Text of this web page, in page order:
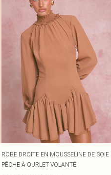
ROBE DROITE EN MOUSSELINE DE SOIE
PÊCHE À OURLET VOLANTÉ